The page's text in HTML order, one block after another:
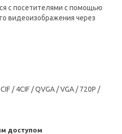
с посетителями с помощью
видеоизображения через
/ 4CIF / QVGA / VGA / 720P /
доступом